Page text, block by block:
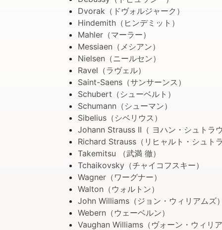
Dvorak（ドヴォルジャーク）
Hindemith（ヒンデミット）
Mahler（マーラー）
Messiaen（メシアン）
Nielsen（ニールセン）
Ravel（ラヴェル）
Saint-Saens（サンサーンス）
Schubert（シューベルト）
Schumann（シューマン）
Sibelius（シベリウス）
Johann Strauss II（ ヨハン・シュトラウ
Richard Strauss（リヒャルト・シュトラ
Takemitsu （武満 徹）
Tchaikovsky（チャイコフスキー）
Wagner（ワーグナー）
Walton（ウォルトン）
John Williams（ジョン・ウィリアムズ）
Webern（ウェーベルン）
Vaughan Williams（ヴォーン・ウィリア